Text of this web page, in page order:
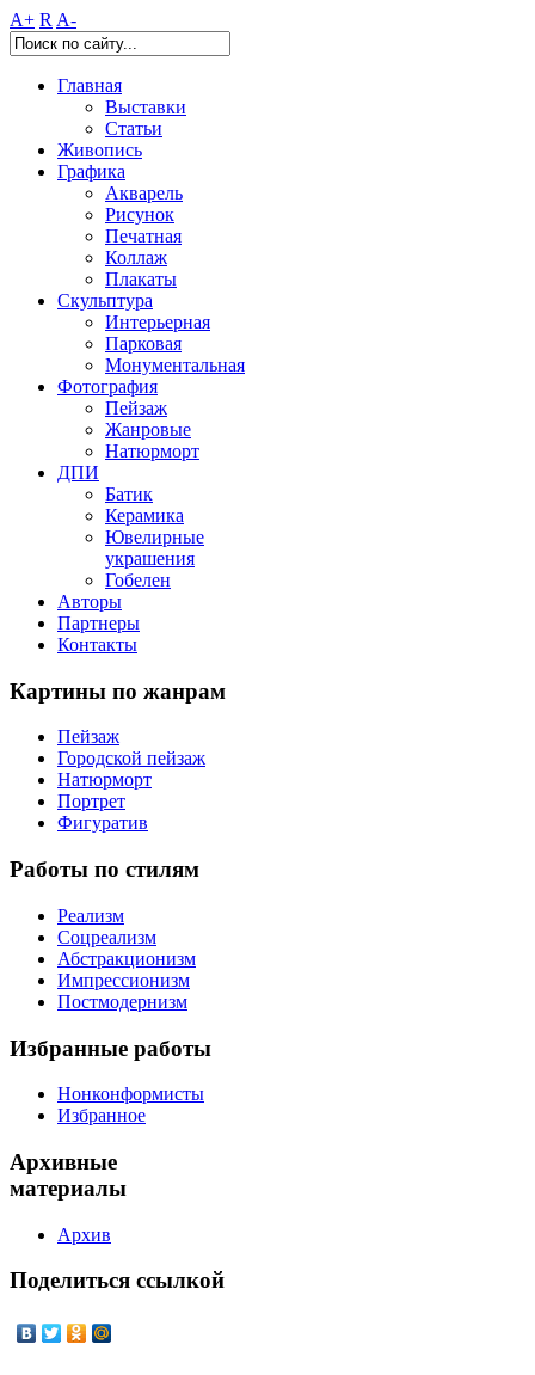
A+ R A-
Главная
Выставки
Статьи
Живопись
Графика
Акварель
Рисунок
Печатная
Коллаж
Плакаты
Скульптура
Интерьерная
Парковая
Монументальная
Фотография
Пейзаж
Жанровые
Натюрморт
ДПИ
Батик
Керамика
Ювелирные
украшения
Гобелен
Авторы
Партнеры
Контакты
Картины по жанрам
Пейзаж
Городской пейзаж
Натюрморт
Портрет
Фигуратив
Работы по стилям
Реализм
Соцреализм
Абстракционизм
Импрессионизм
Постмодернизм
Избранные работы
Нонконформисты
Избранное
Архивные
материалы
Архив
Поделиться ссылкой